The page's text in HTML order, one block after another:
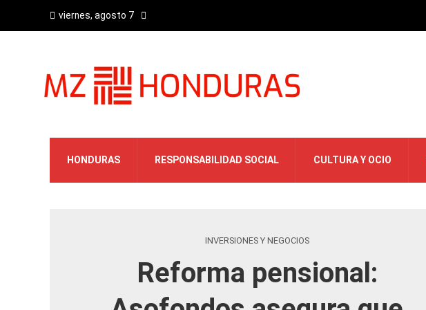
viernes, agosto 7
HONDURAS RESPONSABILIDAD SOCIAL CULTURA Y OCIO
INVERSIONES Y NEGOCIOS
Reforma pensional: